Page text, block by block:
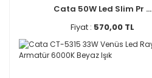
Cata 50W Led Slim Pr ...
Fiyat : 570,00 TL